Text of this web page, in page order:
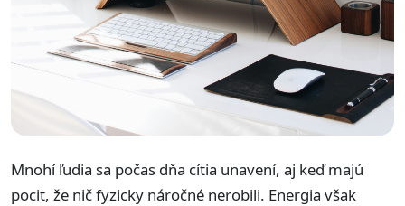
Mnohí ľudia sa počas dňa cítia unavení, aj keď majú
pocit, že nič fyzicky náročné nerobili. Energia však